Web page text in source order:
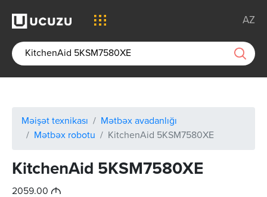
AZ
Məişət texnikası
Mətbəx avadanlığı
Mətbəx robotu
KitchenAid 5KSM7580XE
KitchenAid 5KSM7580XE
2059.00 M